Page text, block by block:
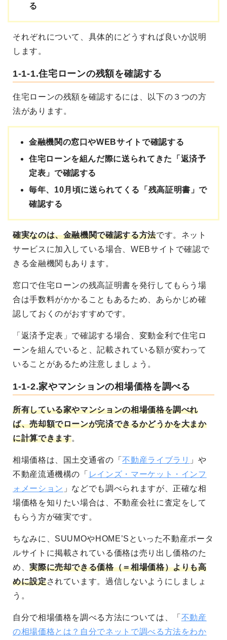
る
それぞれについて、具体的にどうすれば良いか説明
します。
1-1-1.住宅ローンの残額を確認する
住宅ローンの残額を確認するには、以下の３つの方
法があります。
金融機関の窓口やWEBサイトで確認する
住宅ローンを組んだ際に送られてきた「返済予
定表」で確認する
毎年、10月頃に送られてくる「残高証明書」で
確認する
確実なのは、金融機関で確認する方法です。ネット
サービスに加入している場合、WEBサイトで確認で
きる金融機関もあります。
窓口で住宅ローンの残高証明書を発行してもらう場
合は手数料がかかることもあるため、あらかじめ確
認しておくのがおすすめです。
「返済予定表」で確認する場合、変動金利で住宅ロ
ーンを組んでいると、記載されている額が変わって
いることがあるため注意しましょう。
1-1-2.家やマンションの相場価格を調べる
所有している家やマンションの相場価格を調べれ
ば、売却額でローンが完済できるかどうかを大まか
に計算できます。
相場価格は、国土交通省の「不動産ライブラリ 」や
不動産流通機構の「 レインズ・マーケット・インフ
ォメーション 」などでも調べられますが、正確な相
場価格を知りたい場合は、不動産会社に査定をして
もらう方が確実です。
ちなみに、SUUMOやHOME’Sといった不動産ポータ
ルサイトに掲載されている価格は売り出し価格のた
め、実際に売却できる価格（＝相場価格）よりも高
めに設定されています。過信しないようにしましょ
う。
自分で相場価格を調べる方法については、「 不動産
の相場価格とは？自分でネットで調べる方法をわか